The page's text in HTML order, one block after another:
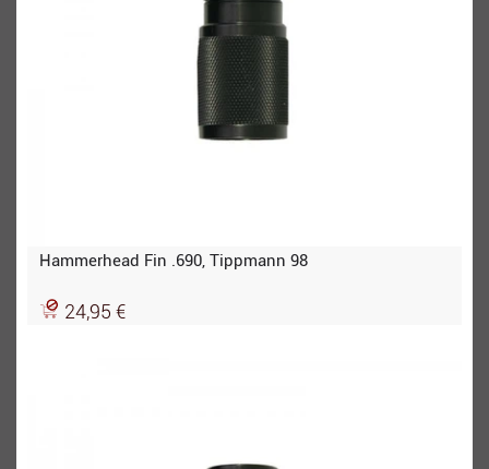
Hammerhead Fin .690, Tippmann 98
24,95 €